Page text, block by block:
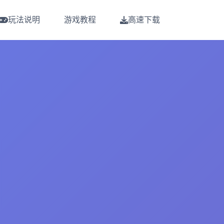
玩法说明 游戏教程 高速下载